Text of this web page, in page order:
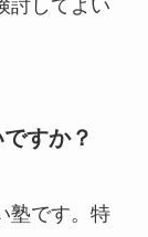
討してよい
すか？
塾です。特